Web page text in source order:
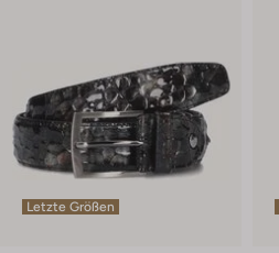
Letzte Größen